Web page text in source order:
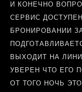
И КОНЕЧНО
СЕРВИС
БРОНИРОВАНИИ
ВЫХОДИТ НА
УВЕРЕН ЧТО ЕГО
ОТ ТОГО НОЧЬ